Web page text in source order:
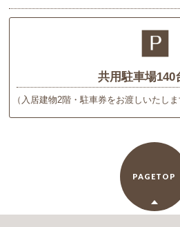
共用駐車場140
（入居建物2階・駐車券をお渡しいたし
PAGETOP